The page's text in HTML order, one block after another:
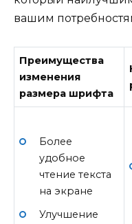
вашим
Преимущества
изменения
размера шрифта
Более
удобное
чтение текста
на экране
Улучшение